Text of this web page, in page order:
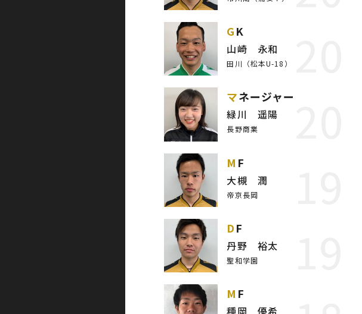
GK
山崎 永和
田川（松本U-18）
マネージャー
緑川 遥陽
長野商業
MF
大槻 潤
帝京長岡
DF
丹野 裕太
聖和学園
MF